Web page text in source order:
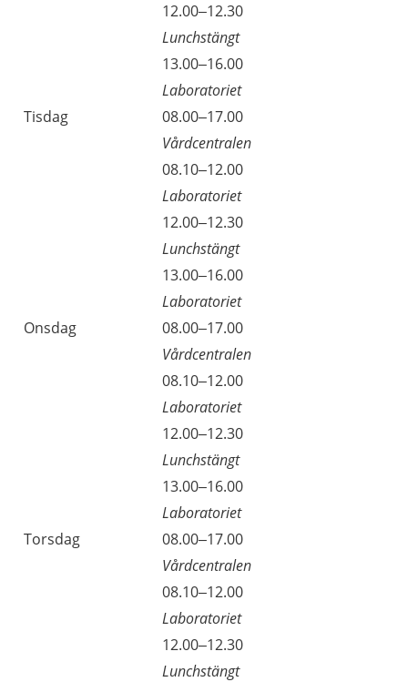
12.00–12.30
Lunchstängt
13.00–16.00
Laboratoriet
Tisdag
08.00–17.00
Vårdcentralen
08.10–12.00
Laboratoriet
12.00–12.30
Lunchstängt
13.00–16.00
Laboratoriet
Onsdag
08.00–17.00
Vårdcentralen
08.10–12.00
Laboratoriet
12.00–12.30
Lunchstängt
13.00–16.00
Laboratoriet
Torsdag
08.00–17.00
Vårdcentralen
08.10–12.00
Laboratoriet
12.00–12.30
Lunchstängt